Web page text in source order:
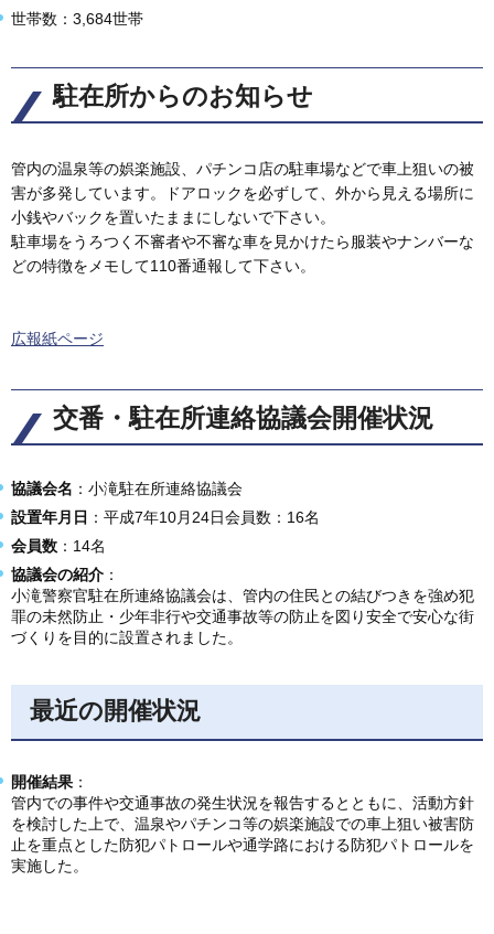
世帯数：3,684世帯
駐在所からのお知らせ
管内の温泉等の娯楽施設、パチンコ店の駐車場などで車上狙いの被
害が多発しています。ドアロックを必ずして、外から見える場所に
小銭やバックを置いたままにしないで下さい。
駐車場をうろつく不審者や不審な車を見かけたら服装やナンバーな
どの特徴をメモして110番通報して下さい。
広報紙ページ
交番・駐在所連絡協議会開催状況
協議会名 ：小滝駐在所連絡協議会
設置年月日 ：平成7年10月24日会員数：16名
会員数 ：14名
協議会の紹介 ：
小滝警察官駐在所連絡協議会は、管内の住民との結びつきを強め犯
罪の未然防止・少年非行や交通事故等の防止を図り安全で安心な街
づくりを目的に設置されました。
最近の開催状況
開催結果 ：
管内での事件や交通事故の発生状況を報告するとともに、活動方針
を検討した上で、温泉やパチンコ等の娯楽施設での車上狙い被害防
止を重点とした防犯パトロールや通学路における防犯パトロールを
実施した。